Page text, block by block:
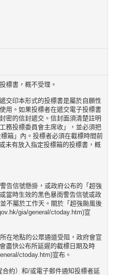
標書，概不受理。
交印本形式的投標書是屬於自願性
用。如果投標者在遞交電子投標書
密的信封遞交。信封面須清楚註明
務投標委員會主席收」，並必須把
箱」內。投標者必須在截標時間前
未有放入指定投標箱的投標書，概
告信號懸掛，或政府公布的「超強
當時生效的黑色暴雨警告信號或政
不屬於工作天。關於「超強颱風後
gia/general/ctoday.htm)宣
在地點的公眾通道受阻，政府會宣
盡快公布所延遲的截標日期及時
ctoday.htm)宣布。
約）和/或電子郵件通知投標者延